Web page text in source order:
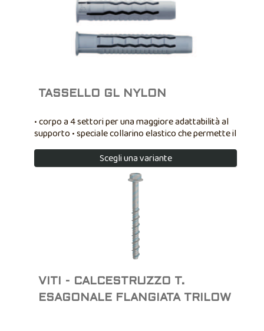
TASSELLO GL NYLON
• corpo a 4 settori per una maggiore adattabilità al
supporto • speciale collarino elastico che permette il
fissaggio passante • nuove misure Ø 6x45mm e Ø
8x50 mm • spessore fissabile Ø 20mm
Scegli una variante
VITI - CALCESTRUZZO T.
ESAGONALE FLANGIATA TRILOW